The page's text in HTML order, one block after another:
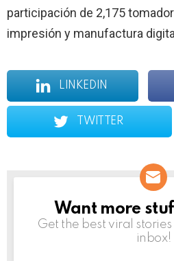
participación de 2,175
impresión y manufactura
LINKEDIN
TWITTER
NEWSLETTER
Want more
Get the best viral
inbox!